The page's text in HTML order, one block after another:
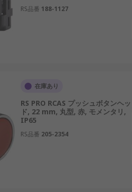
RS品番 188-1127
在庫あり
RS PRO RCAS プッシュボタンヘッ
ド, 22 mm, 丸型, 赤, モメンタリ,
IP65
RS品番 205-2354